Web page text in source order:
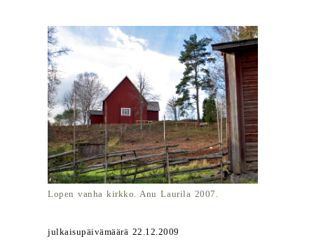
Lopen vanha kirkko. Anu Laurila 2007.
julkaisupäivämäärä 22.12.2009